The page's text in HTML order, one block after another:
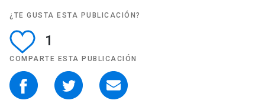
¿TE GUSTA ESTA PUBLICACIÓN?
1
COMPARTE ESTA PUBLICACIÓN